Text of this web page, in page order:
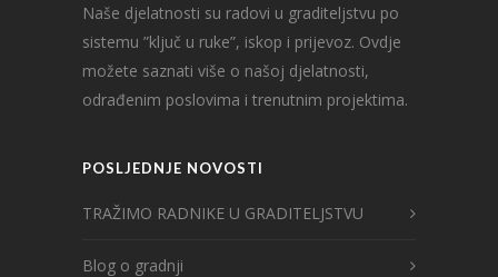
Naše djelatnosti su radovi u graditeljstvu po
sistemu ”ključ u ruke”, iskop i prijevoz. Ovdje
možete saznati više o našoj djelatnosti,
odrađenim poslovima i trenutnim projektima.
POSLJEDNJE NOVOSTI
TRAŽIMO RADNIKE U GRADITELJSTVU
Blog o gradnji